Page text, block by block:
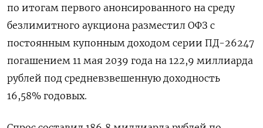
по итогам первого анонсированного на среду
безлимитного аукциона разместил ОФЗ с
постоянным купонным доходом серии ПД-26247
погашением 11 мая 2039 года на 122,9 миллиарда
рублей под средневзвешенную доходность
16,58% годовых.